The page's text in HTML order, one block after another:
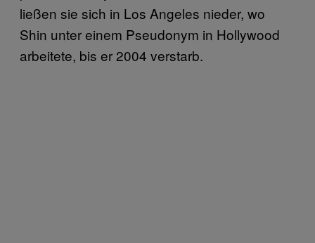
ließen sie sich in Los Angeles nieder, wo
Shin unter einem Pseudonym in Hollywood
arbeitete, bis er 2004 verstarb.